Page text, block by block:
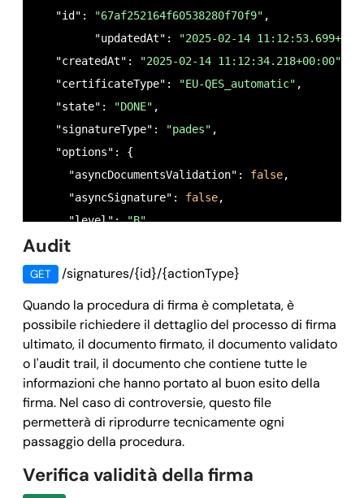
   "id":
"67af252164f60538280f70f9" ,
	 "updatedAt":
"2025-02-14
   "createdAt":
"2025-02-14 11:12:34.218+00:00"
   "certificateType":
"EU-QES_automatic" ,
   "state":
"DONE" ,
   "signatureType":
"pades" ,
   "options": {
     "asyncDocumentsValidation":
false,
     "asyncSignature":
false,
     "level":
"B",
     "hashAlgorithm":
     "encryptInAnyCase":
false
,
     "withSignatureField":
false,
  },
    "document": {
    "title":
"B",
    "description": "",
    "inputDocuments": [
     {
      "sourceType":
"base64",
      "createdAt":
Audit
GET
/signatures/{id}/{actionType}
Quando la procedura di firma è completata, è
possibile richiedere il dettaglio del processo di firma
ultimato, il documento firmato, il documento validato
o l'audit trail, il documento che contiene tutte le
informazioni che hanno portato al buon esito della
firma. Nel caso di controversie, questo file
permetterà di riprodurre tecnicamente ogni
passaggio della procedura.
Verifica validità della firma